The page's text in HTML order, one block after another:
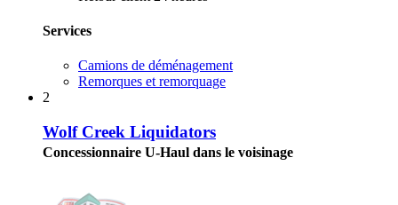
Services
Camions de déménagement
Remorques et remorquage
2
Wolf Creek Liquidators
Concessionnaire U-Haul dans le voisinage